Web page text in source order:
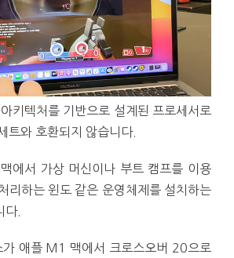
키텍처를 기반으로 설계된 프로세서로
트와 호환되지 않습니다.
에서 가상 머신이나 부트 캠프를 이용
리하는 윈도 같은 운영체제를 설치하는
다.
가 애플 M1 맥에서 크로스오버 20으로